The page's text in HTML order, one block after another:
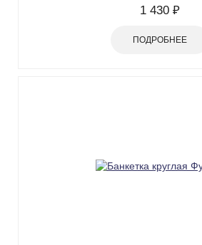
1 430 ₽
ПОДРОБНЕЕ